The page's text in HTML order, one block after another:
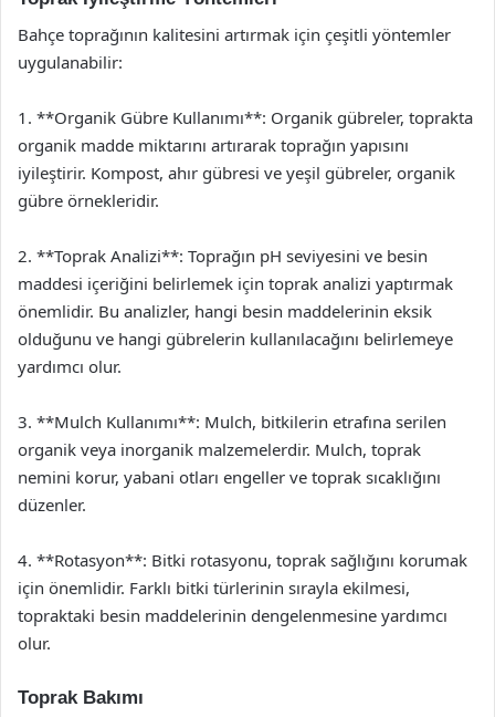
Bahçe toprağının kalitesini artırmak için çeşitli yöntemler
uygulanabilir:
1. **Organik Gübre Kullanımı**: Organik gübreler, toprakta
organik madde miktarını artırarak toprağın yapısını
iyileştirir. Kompost, ahır gübresi ve yeşil gübreler, organik
gübre örnekleridir.
2. **Toprak Analizi**: Toprağın pH seviyesini ve besin
maddesi içeriğini belirlemek için toprak analizi yaptırmak
önemlidir. Bu analizler, hangi besin maddelerinin eksik
olduğunu ve hangi gübrelerin kullanılacağını belirlemeye
yardımcı olur.
3. **Mulch Kullanımı**: Mulch, bitkilerin etrafına serilen
organik veya inorganik malzemelerdir. Mulch, toprak
nemini korur, yabani otları engeller ve toprak sıcaklığını
düzenler.
4. **Rotasyon**: Bitki rotasyonu, toprak sağlığını korumak
için önemlidir. Farklı bitki türlerinin sırayla ekilmesi,
topraktaki besin maddelerinin dengelenmesine yardımcı
olur.
Toprak Bakımı